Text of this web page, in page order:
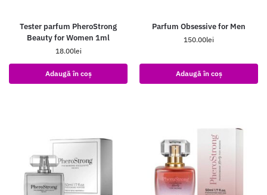
Tester parfum PheroStrong
Beauty for Women 1ml
18.00lei
Adaugă în coș
Parfum Obsessive for Men
150.00lei
Adaugă în coș